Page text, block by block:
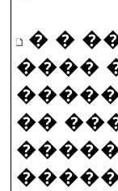
� �
����
��